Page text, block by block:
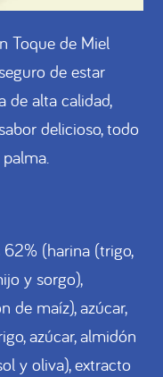
Toque de Miel
de estar
de alta calidad,
delicioso, todo
62% (harina (trigo,
y sorgo),
de maíz), azúcar,
azúcar, almidón
y oliva), extracto